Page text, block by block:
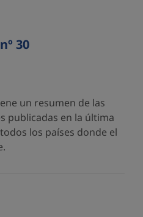
30
un resumen de las
publicadas en la última
los países donde el